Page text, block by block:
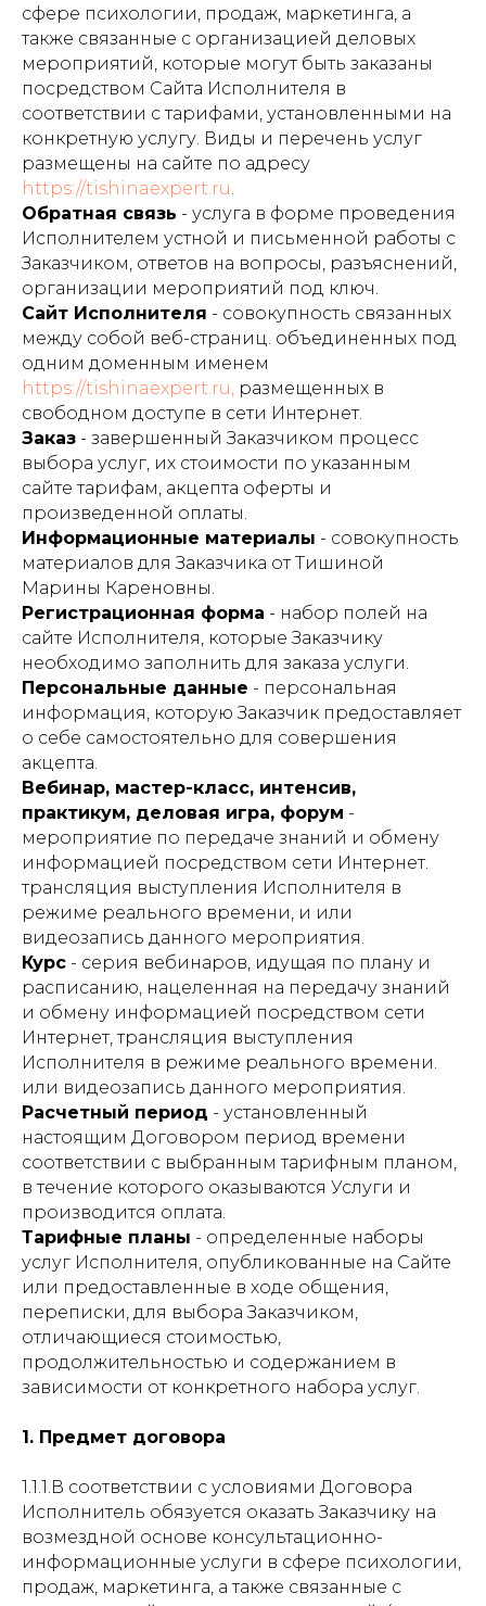
сфере психологии, продаж, маркетинга, а
также связанные с организацией деловых
мероприятий, которые могут быть заказаны
посредством Сайта Исполнителя в
соответствии с тарифами, установленными на
конкретную услугу. Виды и перечень услуг
размещены на сайте по адресу
https://tishinaexpert.ru.
Обратная связь - услуга в форме проведения
Исполнителем устной и письменной работы с
Заказчиком, ответов на вопросы, разъяснений,
организации мероприятий под ключ.
Сайт Исполнителя - совокупность связанных
между собой веб-страниц. объединенных под
одним доменным именем
https://tishinaexpert.ru, размещенных в
свободном доступе в сети Интернет.
Заказ - завершенный Заказчиком процесс
выбора услуг, их стоимости по указанным
сайте тарифам, акцепта оферты и
произведенной оплаты.
Информационные материалы - совокупность
материалов для Заказчика от Тишиной
Марины Кареновны.
Регистрационная форма - набор полей на
сайте Исполнителя, которые Заказчику
необходимо заполнить для заказа услуги.
Персональные данные - персональная
информация, которую Заказчик предоставляет
о себе самостоятельно для совершения
акцепта.
Вебинар, мастер-класс, интенсив,
практикум, деловая игра, форум -
мероприятие по передаче знаний и обмену
информацией посредством сети Интернет.
трансляция выступления Исполнителя в
режиме реального времени, и или
видеозапись данного мероприятия.
Курс - серия вебинаров, идущая по плану и
расписанию, нацеленная на передачу знаний
и обмену информацией посредством сети
Интернет, трансляция выступления
Исполнителя в режиме реального времени.
или видеозапись данного мероприятия.
Расчетный период - установленный
настоящим Договором период времени
соответствии с выбранным тарифным планом,
в течение которого оказываются Услуги и
производится оплата.
Тарифные планы - определенные наборы
услуг Исполнителя, опубликованные на Сайте
или предоставленные в ходе общения,
переписки, для выбора Заказчиком,
отличающиеся стоимостью,
продолжительностью и содержанием в
зависимости от конкретного набора услуг.
1. Предмет договора
1.1.1.В соответствии с условиями Договора
Исполнитель обязуется оказать Заказчику на
возмездной основе консультационно-
информационные услуги в сфере психологии,
продаж, маркетинга, а также связанные с